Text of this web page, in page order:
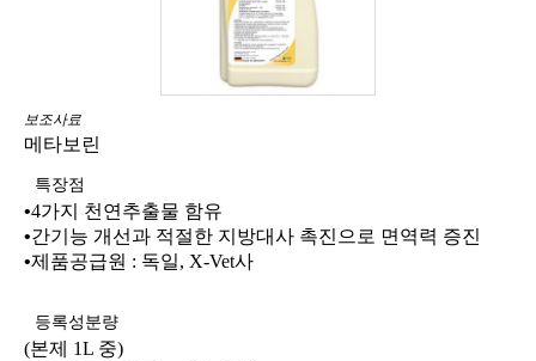
보조사료
메타보린
특장점
•4가지 천연추출물 함유
•간기능 개선과 적절한 지방대사 촉진으로 면역력 증진
•제품공급원 : 독일, X-Vet사
등록성분량
(본제 1L 중)